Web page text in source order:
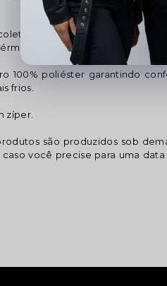
é confeccionado 100% em
e durabilidade.
100% poliéster garantindo
frios.
zíper.
produtos são produzidos sob
caso você precise para uma